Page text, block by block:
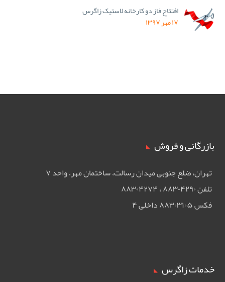
افتتاح فاز دو کارخانه لاستیک زاگرس
۱۷ مهر ۱۳۹۷
بازرگانی و فروش
تهران، ضلع جنوبی ميدان رسالت، ساختمان مهر، واحد ۷
تلفن ۸۸۳۰۴۲۹۰ ، ۸۸۳۰۴۲۷۴
فکس ۸۸۳۰۳۱۰۵ داخلی ۴
خدمات زاگرس